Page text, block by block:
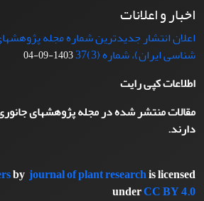
اخبار و اعلانات
اعلان انتشار جدیدترین شماره مجله
شناسی ایران)، شماره (3)37
1403-09-04
اطلاعات کپی رایت
مقالات منتشر شده در مجله پژوهشهای
دارند.
byjournal of plant researchis licensed
underCC BY 4.0